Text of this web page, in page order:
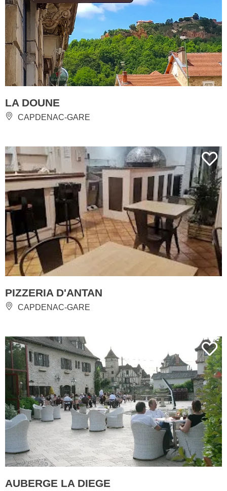
LA DOUNE
CAPDENAC-GARE
PIZZERIA D'ANTAN
CAPDENAC-GARE
AUBERGE LA DIEGE